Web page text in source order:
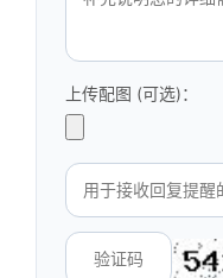
上传配图 (可选)：